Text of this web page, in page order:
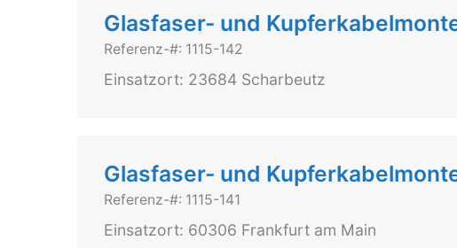
Glasfaser- und
Referenz-#: 1115-142
Einsatzort: 23684 Scharbeutz
Glasfaser- und
Referenz-#: 1115-141
Einsatzort: 60306 Frankfurt am Main